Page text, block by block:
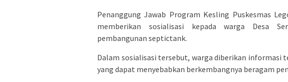
Penanggung Jawab Program Kesling Puskesmas
memberikan sosialisasi kepada warga Desa
pembangunan septictank.
Dalam sosialisasi tersebut, warga diberikan informasi
yang dapat menyebabkan berkembangnya beragam